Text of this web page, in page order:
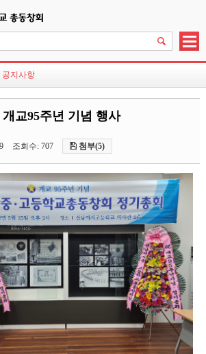
공지사항
개교95주년 기념 행사
조회수: 707 첨부(5)